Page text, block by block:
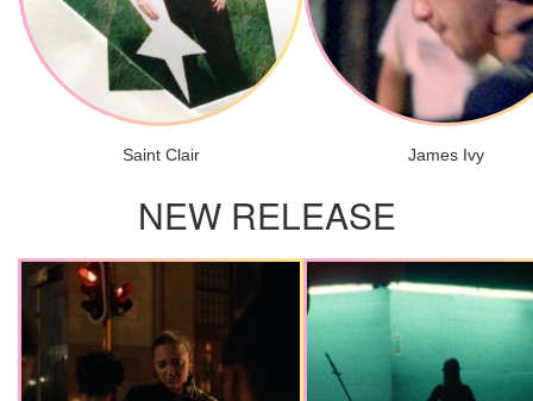
Saint Clair James Ivy
NEW RELEASE